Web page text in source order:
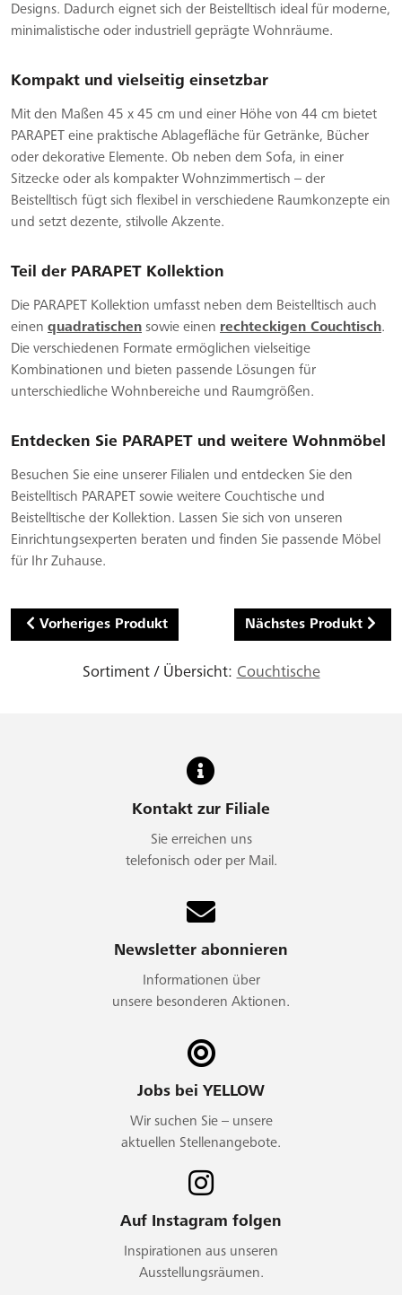
Designs. Dadurch eignet sich der Beistelltisch ideal für moderne,
minimalistische oder industriell geprägte Wohnräume.
Kompakt und vielseitig einsetzbar
Mit den Maßen 45 x 45 cm und einer Höhe von 44 cm bietet
PARAPET eine praktische Ablagefläche für Getränke, Bücher
oder dekorative Elemente. Ob neben dem Sofa, in einer
Sitzecke oder als kompakter Wohnzimmertisch – der
Beistelltisch fügt sich flexibel in verschiedene Raumkonzepte ein
und setzt dezente, stilvolle Akzente.
Teil der PARAPET Kollektion
Die PARAPET Kollektion umfasst neben dem Beistelltisch auch
einen quadratischen sowie einen rechteckigen Couchtisch.
Die verschiedenen Formate ermöglichen vielseitige
Kombinationen und bieten passende Lösungen für
unterschiedliche Wohnbereiche und Raumgrößen.
Entdecken Sie PARAPET und weitere Wohnmöbel
Besuchen Sie eine unserer Filialen und entdecken Sie den
Beistelltisch PARAPET sowie weitere Couchtische und
Beistelltische der Kollektion. Lassen Sie sich von unseren
Einrichtungsexperten beraten und finden Sie passende Möbel
für Ihr Zuhause.
Vorheriges Produkt Nächstes Produkt
Sortiment / Übersicht: Couchtische
Kontakt zur Filiale
Sie erreichen uns
telefonisch oder per Mail.
Newsletter abonnieren
Informationen über
unsere besonderen Aktionen.
Jobs bei YELLOW
Wir suchen Sie – unsere
aktuellen Stellenangebote.
Auf Instagram folgen
Inspirationen aus unseren
Ausstellungsräumen.